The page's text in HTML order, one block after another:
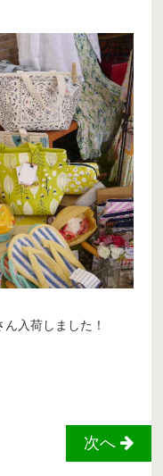
入荷しました！
次へ